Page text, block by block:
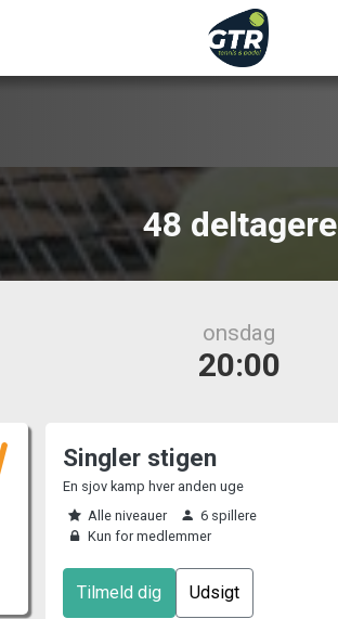
48 deltagere
onsdag
20:00
Singler stigen
En sjov kamp hver anden uge
Alle niveauer
6 spillere
Kun for medlemmer
Tilmeld dig Udsigt